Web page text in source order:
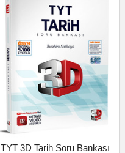
TYT 3D Tarih Soru Bankası